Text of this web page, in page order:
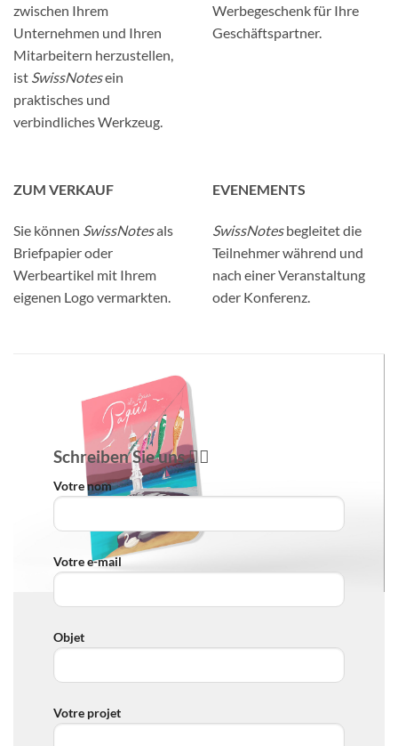
zwischen Ihrem
Unternehmen und Ihren
Mitarbeitern herzustellen,
ist SwissNotesein
praktisches und
verbindliches Werkzeug.
Werbegeschenk für Ihre
Geschäftspartner.
ZUM VERKAUF
Sie können SwissNotesals
Briefpapier oder
Werbeartikel mit Ihrem
eigenen Logo vermarkten.
EVENEMENTS
SwissNotesbegleitet die
Teilnehmer während und
nach einer Veranstaltung
oder Konferenz.
Schreiben Sie uns ✍🏻
Votre nom
Votre e-mail
Objet
Votre projet